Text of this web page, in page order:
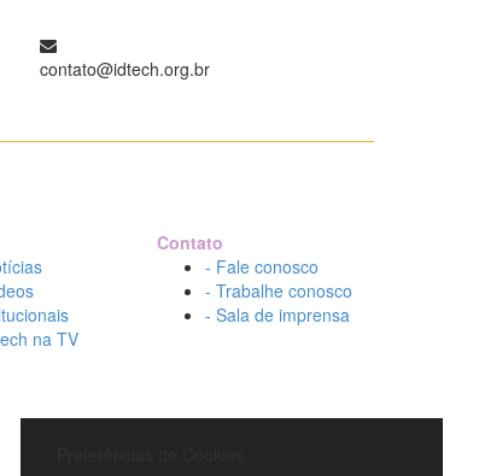
contato@idtech.org.br
na TV
Contato
- Fale conosco
- Trabalhe conosco
- Sala de imprensa